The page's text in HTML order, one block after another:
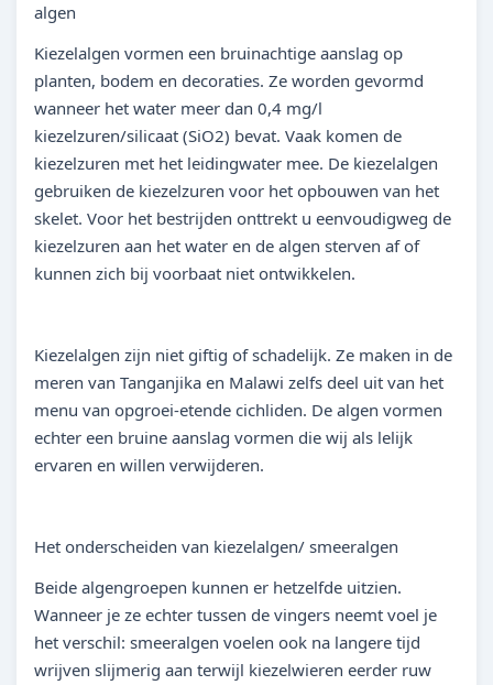
algen
Kiezelalgen vormen een bruinachtige aanslag op
planten, bodem en decoraties. Ze worden gevormd
wanneer het water meer dan 0,4 mg/l
kiezelzuren/silicaat (SiO2) bevat. Vaak komen de
kiezelzuren met het leidingwater mee. De kiezelalgen
gebruiken de kiezelzuren voor het opbouwen van het
skelet. Voor het bestrijden onttrekt u eenvoudigweg de
kiezelzuren aan het water en de algen sterven af of
kunnen zich bij voorbaat niet ontwikkelen.
Kiezelalgen zijn niet giftig of schadelijk. Ze maken in de
meren van Tanganjika en Malawi zelfs deel uit van het
menu van opgroei-etende cichliden. De algen vormen
echter een bruine aanslag vormen die wij als lelijk
ervaren en willen verwijderen.
Het onderscheiden van kiezelalgen/ smeeralgen
Beide algengroepen kunnen er hetzelfde uitzien.
Wanneer je ze echter tussen de vingers neemt voel je
het verschil: smeeralgen voelen ook na langere tijd
wrijven slijmerig aan terwijl kiezelwieren eerder ruw